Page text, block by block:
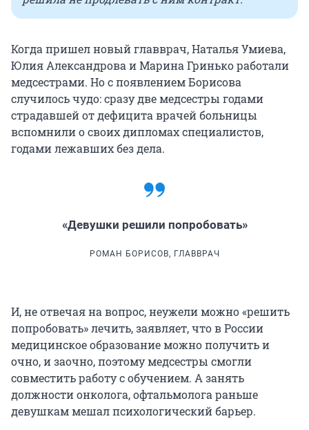
Когда пришел новый главврач, Наталья Умиева,
Юлия Александрова и Марина Гринько работали
медсестрами. Но с появлением Борисова
случилось чудо: сразу две медсестры годами
страдавшей от дефицита врачей больницы
вспомнили о своих дипломах специалистов,
годами лежавших без дела.
«Девушки решили попробовать»
РОМАН БОРИСОВ, ГЛАВВРАЧ
И, не отвечая на вопрос, неужели можно «решить
попробовать» лечить, заявляет, что в России
медицинское образование можно получить и
очно, и заочно, поэтому медсестры смогли
совместить работу с обучением. А занять
должности онколога, офтальмолога раньше
девушкам мешал психологический барьер.